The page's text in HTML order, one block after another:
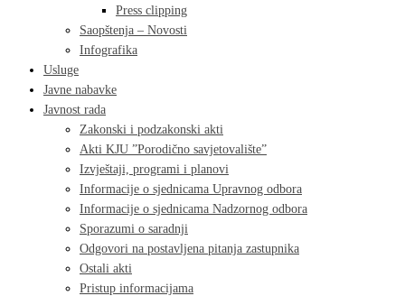
Press clipping
Saopštenja – Novosti
Infografika
Usluge
Javne nabavke
Javnost rada
Zakonski i podzakonski akti
Akti KJU ”Porodično savjetovalište”
Izvještaji, programi i planovi
Informacije o sjednicama Upravnog odbora
Informacije o sjednicama Nadzornog odbora
Sporazumi o saradnji
Odgovori na postavljena pitanja zastupnika
Ostali akti
Pristup informacijama